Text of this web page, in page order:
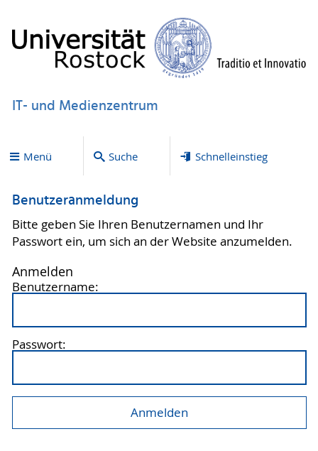
IT- und Medienzentrum
Menü Suche Schnelleinstieg
Benutzeranmeldung
Bitte geben Sie Ihren Benutzernamen und Ihr
Passwort ein, um sich an der Website anzumelden.
Anmelden
Benutzername:
Passwort: